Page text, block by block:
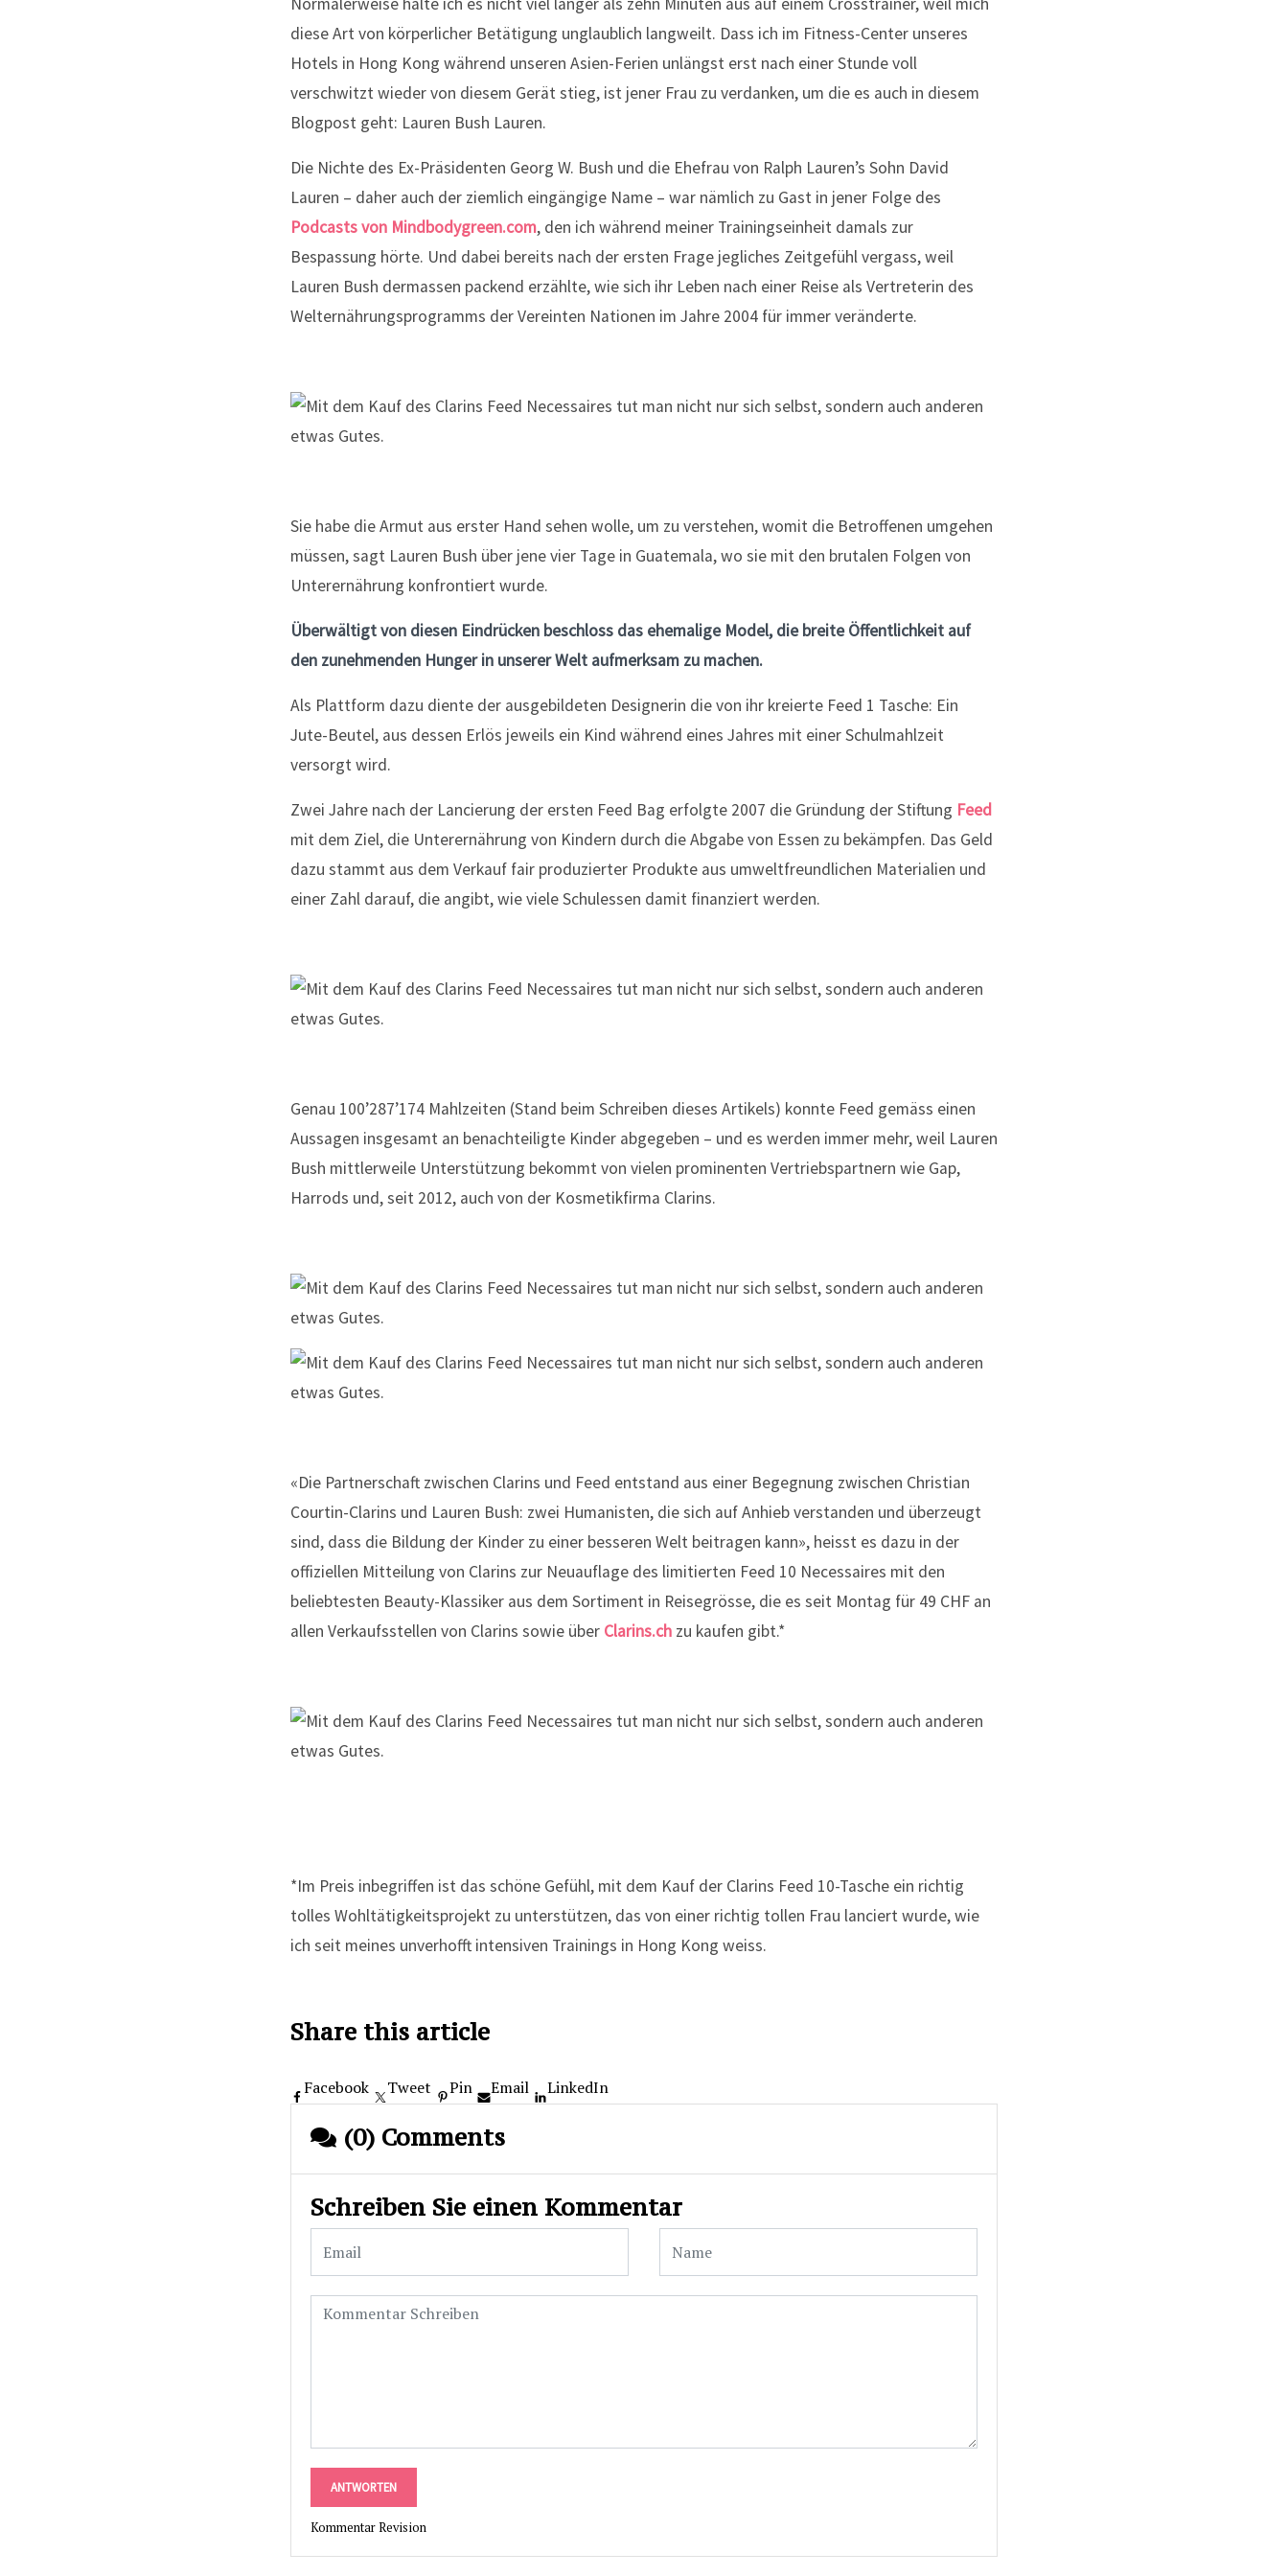
diese Art von körperlicher Betätigung unglaublich langweilt. Dass ich im Fitness-Center unseres
Hotels in Hong Kong während unseren Asien-Ferien unlängst erst nach einer Stunde voll
verschwitzt wieder von diesem Gerät stieg, ist jener Frau zu verdanken, um die es auch in diesem
Blogpost geht: Lauren Bush Lauren.
Die Nichte des Ex-Präsidenten Georg W. Bush und die Ehefrau von Ralph Lauren’s Sohn David
Lauren – daher auch der ziemlich eingängige Name – war nämlich zu Gast in jener Folge des
Podcasts von Mindbodygreen.com, den ich während meiner Trainingseinheit damals zur
Bespassung hörte. Und dabei bereits nach der ersten Frage jegliches Zeitgefühl vergass, weil
Lauren Bush dermassen packend erzählte, wie sich ihr Leben nach einer Reise als Vertreterin des
Welternährungsprogramms der Vereinten Nationen im Jahre 2004 für immer veränderte.
Sie habe die Armut aus erster Hand sehen wolle, um zu verstehen, womit die Betroffenen umgehen
müssen, sagt Lauren Bush über jene vier Tage in Guatemala, wo sie mit den brutalen Folgen von
Unterernährung konfrontiert wurde.
Überwältigt von diesen Eindrücken beschloss das ehemalige Model, die breite Öffentlichkeit auf
den zunehmenden Hunger in unserer Welt aufmerksam zu machen.
Als Plattform dazu diente der ausgebildeten Designerin die von ihr kreierte Feed 1 Tasche: Ein
Jute-Beutel, aus dessen Erlös jeweils ein Kind während eines Jahres mit einer Schulmahlzeit
versorgt wird.
Zwei Jahre nach der Lancierung der ersten Feed Bag erfolgte 2007 die Gründung der Stiftung Feed
mit dem Ziel, die Unterernährung von Kindern durch die Abgabe von Essen zu bekämpfen. Das Geld
dazu stammt aus dem Verkauf fair produzierter Produkte aus umweltfreundlichen Materialien und
einer Zahl darauf, die angibt, wie viele Schulessen damit finanziert werden.
Genau 100’287’174 Mahlzeiten (Stand beim Schreiben dieses Artikels) konnte Feed gemäss einen
Aussagen insgesamt an benachteiligte Kinder abgegeben – und es werden immer mehr, weil Lauren
Bush mittlerweile Unterstützung bekommt von vielen prominenten Vertriebspartnern wie Gap,
Harrods und, seit 2012, auch von der Kosmetikfirma Clarins.
«Die Partnerschaft zwischen Clarins und Feed entstand aus einer Begegnung zwischen Christian
Courtin-Clarins und Lauren Bush: zwei Humanisten, die sich auf Anhieb verstanden und überzeugt
sind, dass die Bildung der Kinder zu einer besseren Welt beitragen kann», heisst es dazu in der
offiziellen Mitteilung von Clarins zur Neuauflage des limitierten Feed 10 Necessaires mit den
beliebtesten Beauty-Klassiker aus dem Sortiment in Reisegrösse, die es seit Montag für 49 CHF an
allen Verkaufsstellen von Clarins sowie über Clarins.chzu kaufen gibt.*
*Im Preis inbegriffen ist das schöne Gefühl, mit dem Kauf der Clarins Feed 10-Tasche ein richtig
tolles Wohltätigkeitsprojekt zu unterstützen, das von einer richtig tollen Frau lanciert wurde, wie
ich seit meines unverhofft intensiven Trainings in Hong Kong weiss.
Share this article
Facebook Tweet Pin Email LinkedIn
(0) Comments
Schreiben Sie einen Kommentar
ANTWORTEN
Kommentar Revision